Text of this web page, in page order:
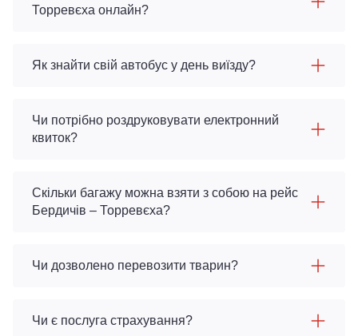
Торревєха онлайн?
Як знайти свій автобус у день виїзду?
Чи потрібно роздруковувати електронний
квиток?
Скільки багажу можна взяти з собою на рейс
Бердичів – Торревєха?
Чи дозволено перевозити тварин?
Чи є послуга страхування?